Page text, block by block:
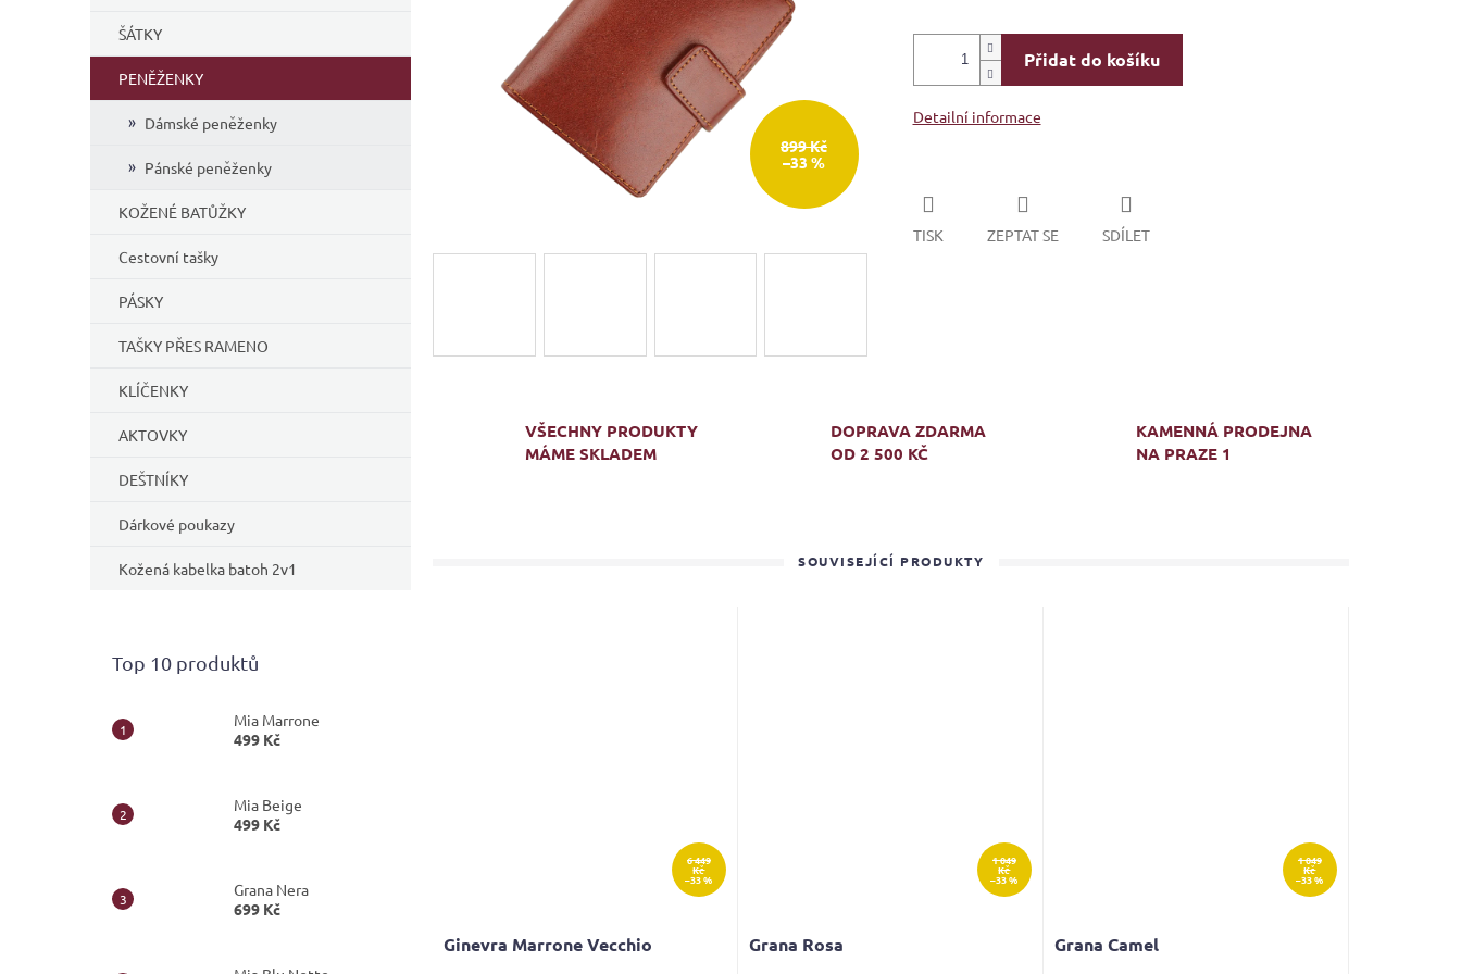
ŠÁTKY
PENĚŽENKY
Dámské peněženky
Pánské peněženky
KOŽENÉ BATŮŽKY
Cestovní tašky
PÁSKY
TAŠKY PŘES RAMENO
KLÍČENKY
AKTOVKY
DEŠTNÍKY
Dárkové poukazy
Kožená kabelka batoh 2v1
Top 10 produktů
Mia Marrone
499 Kč
Mia Beige
499 Kč
Grana Nera
699 Kč
899 Kč
–33 %
Přidat do košíku
Detailní informace
TISK ZEPTAT SE SDÍLET
VŠECHNY PRODUKTY
MÁME SKLADEM
DOPRAVA ZDARMA
OD 2 500 KČ
KAMENNÁ PRODEJNA
NA PRAZE 1
SOUVISEJÍCÍ PRODUKTY
6 449
Kč
–33 %
Ginevra Marrone Vecchio
1 049
Kč
–33 %
Grana Rosa
1 049
Kč
–33 %
Grana Camel